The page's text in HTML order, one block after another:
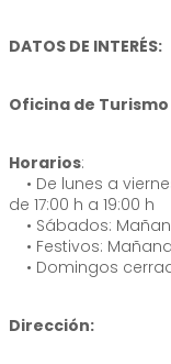
DATOS DE INTERÉS:
Oficina de
Horarios:
• De lunes a
de 17:00 h a 19:00 h
• Sábados:
• Festivos:
• Domingos
Dirección: